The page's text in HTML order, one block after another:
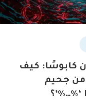
كابوسًا: كيف
من جحيم